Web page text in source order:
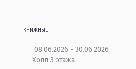
КНИЖНЫЕ
08.06.2026 - 30.06.2026
Холл 3 этажа